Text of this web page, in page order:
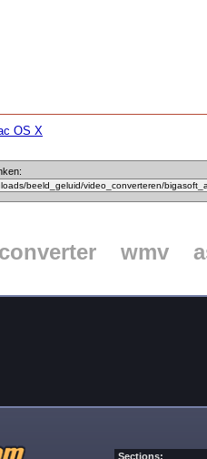
OS X
converter wmv
Sections: